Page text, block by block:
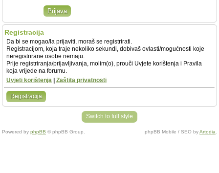
Registracija
Da bi se mogao/la prijaviti, moraš se registrirati.
Registracijom, koja traje nekoliko sekundi, dobivaš ovlasti/mogućnosti koje
neregistrirane osobe nemaju.
Prije registriranja/prijavljivanja, molim(o), prouči Uvjete korištenja i Pravila
koja vrijede na forumu.
Uvjeti korištenja
Zaštita privatnosti
Registracija
Switch to full style
Powered by phpBB © phpBB Group. phpBB Mobile / SEO byArtodia